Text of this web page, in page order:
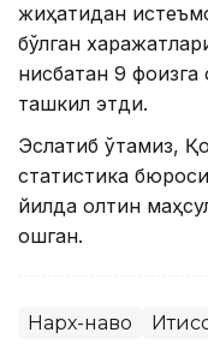
жиҳатидан
бўлган
нисбатан 9
ташкил этди.
Эслатиб ўтамиз,
статистика
йилда олтин
ошган.
Нарх-наво